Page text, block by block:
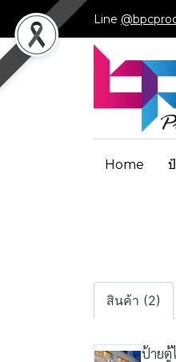
Line
Home
สินค้า (2)
ป้ายตู้